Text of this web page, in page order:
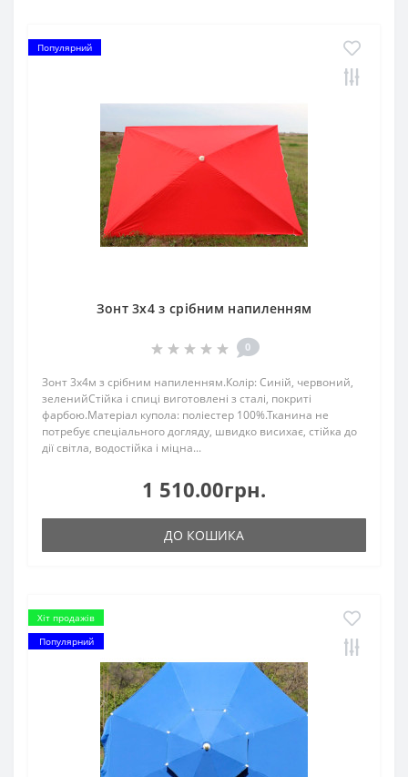
Популярний
Зонт 3х4 з срібним напиленням
0
Зонт 3х4м з срібним напиленням.Колір: Синій, червоний,
зеленийСтійка і спиці виготовлені з сталі, покриті
фарбою.Матеріал купола: поліестер 100%.Тканина не
потребує спеціального догляду, швидко висихає, стійка до
дії світла, водостійка і міцна...
1 510.00грн.
ДО КОШИКА
Хіт продажів
Популярний